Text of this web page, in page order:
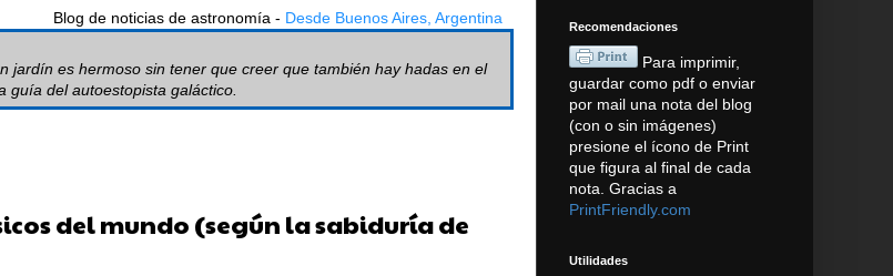
Blog de noticias de astronomía - Desde Buenos Aires, Argentina
jardín es hermoso sin tener que creer que también hay hadas en el
guía del autoestopista galáctico.
del mundo (según la sabiduría de
Recomendaciones
Para imprimir,
guardar como pdf o enviar
por mail una nota del blog
(con o sin imágenes)
presione el ícono de Print
que figura al final de cada
nota. Gracias a
PrintFriendly.com
Utilidades